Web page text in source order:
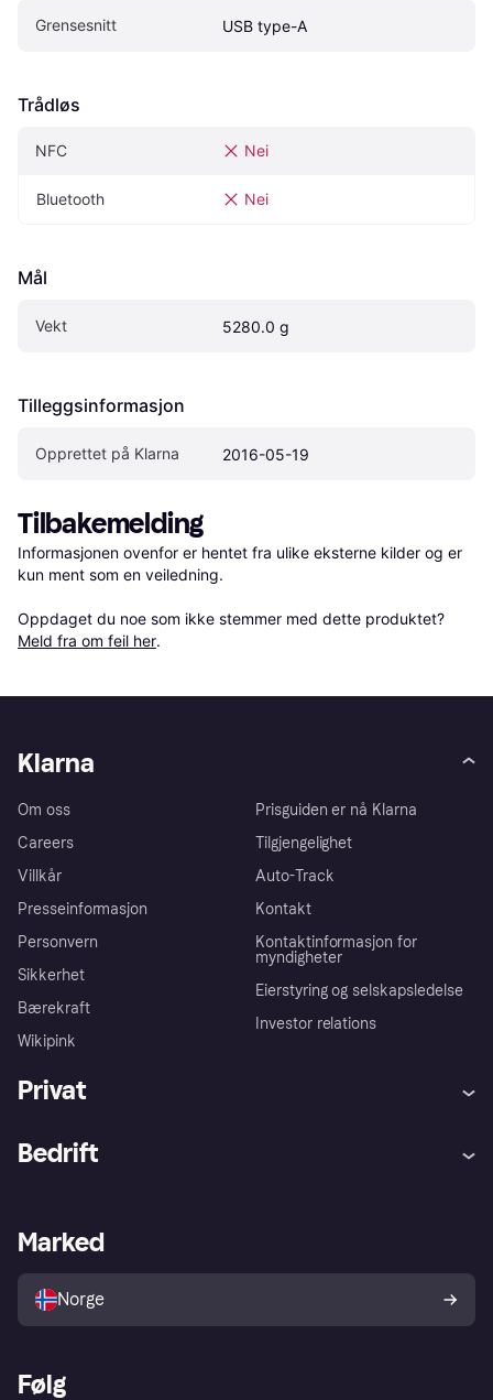
Grensesnitt USB type-A
Trådløs
NFC Nei
Bluetooth Nei
Mål
Vekt 5280.0 g
Tilleggsinformasjon
Opprettet på Klarna 2016-05-19
Tilbakemelding
Informasjonen ovenfor er hentet fra ulike eksterne kilder og er
kun ment som en veiledning.
Oppdaget du noe som ikke stemmer med dette produktet?
Meld fra om feil her.
Klarna
Om oss
Careers
Villkår
Presseinformasjon
Personvern
Sikkerhet
Bærekraft
Wikipink
Prisguiden er nå Klarna
Tilgjengelighet
Auto-Track
Kontakt
Kontaktinformasjon for
myndigheter
Eierstyring og selskapsledelse
Investor relations
Privat
Utforsk butikker
Bedrift
Merchant portal
Marked
Norge
Følg